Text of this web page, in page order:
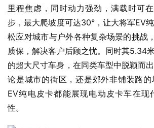
里程焦虑，同时动力强劲，满载时可
步，最大爬坡度可达30°，让大将军EV
松应对城市与户外各种复杂场景的挑战
质保，解决客户后顾之忧。同时其5.34
的超大尺寸车身，在同类车型中脱颖而
论是城市的街区，还是郊外非铺装路
EV纯电皮卡都能展现电动皮卡车在现
性。